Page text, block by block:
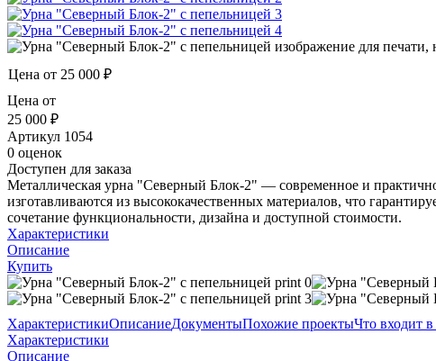
Цена от 25 000 ₽
Цена от
25 000 ₽
Артикул 1054
0 оценок
Доступен для заказа
Металлическая урна "Северный Блок-2" — современное и
изготавливаются из высококачественных материалов, что
сочетание функциональности, дизайна и доступной стоимости.
Характеристики
Описание
Купить
ХарактеристикиОписаниеДокументыПохожие проектыЧто входит
Характеристики
Описание